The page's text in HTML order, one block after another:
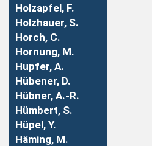
Holzapfel, F.
Holzhauer, S.
Horch, C.
Hornung, M.
Hupfer, A.
Hübener, D.
Hübner, A.-R.
Hümbert, S.
Hüpel, Y.
Häming, M.